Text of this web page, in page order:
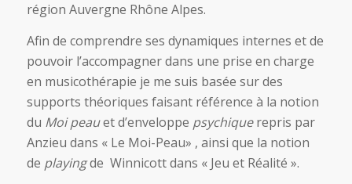
région Auvergne Rhône Alpes.
Afin de comprendre ses dynamiques internes et de
pouvoir l’accompagner dans une prise en charge
en musicothérapie je me suis basée sur des
supports théoriques faisant référence à la notion
du Moi peauet d’enveloppe psychiquerepris par
Anzieu dans « Le Moi-Peau» , ainsi que la notion
de playingde Winnicott dans « Jeu et Réalité ».